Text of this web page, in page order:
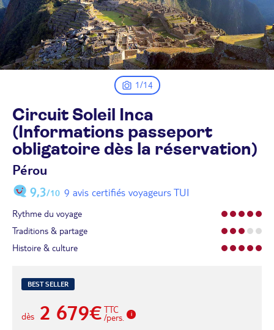
1/14
Circuit Soleil Inca
(Informations passeport
obligatoire dès la réservation)
Pérou
9,3/10 9 avis certifiés voyageurs TUI
Rythme du voyage
Traditions & partage
Histoire & culture
BEST SELLER
dès 2 679€ TTC
/pers.